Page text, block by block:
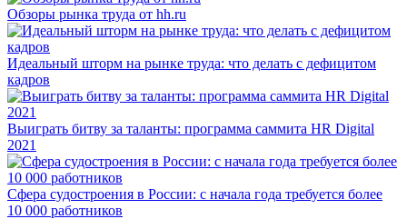
Обзоры рынка труда от hh.ru
Идеальный шторм на рынке труда: что делать с дефицитом
кадров
Выиграть битву за таланты: программа саммита HR Digital
2021
Сфера судостроения в России: с начала года требуется более
10 000 работников